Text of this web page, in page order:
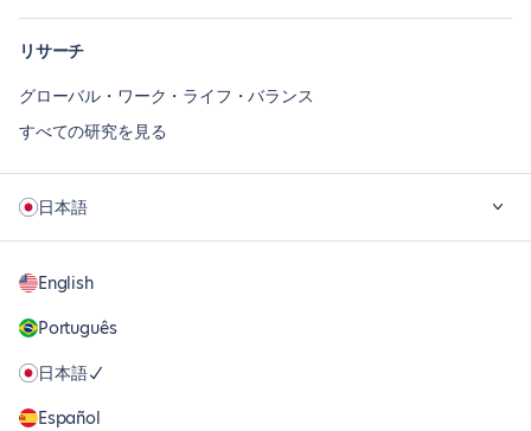
リサーチ
グローバル・ワーク・ライフ・バランス
すべての研究を見る
日本語
English
Português
日本語
Español